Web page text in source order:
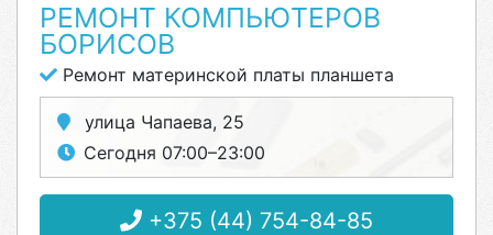
РЕМОНТ КОМПЬЮТЕРОВ
БОРИСОВ
Ремонт материнской платы планшета
улица Чапаева, 25
Сегодня 07:00–23:00
+375 (44) 754-84-85